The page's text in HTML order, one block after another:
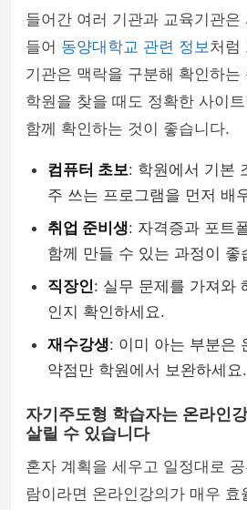
들어간 여러 기관과 교육기관
들어 동양대학교 관련 정보처럼
기관은 맥락을 구분해 확인하는
학원을 찾을 때도 정확한 사이
함께 확인하는 것이 좋습니다.
컴퓨터 초보: 학원에서 기본
주 쓰는 프로그램을 먼저 배
취업 준비생: 자격증과 포트
함께 만들 수 있는 과정이 좋
직장인: 실무 문제를 가져와
인지 확인하세요.
재수강생: 이미 아는 부분은
약점만 학원에서 보완하세요.
자기주도형 학습자는 온라인
살릴 수 있습니다
혼자 계획을 세우고 일정대로
람이라면 온라인강의가 매우 효